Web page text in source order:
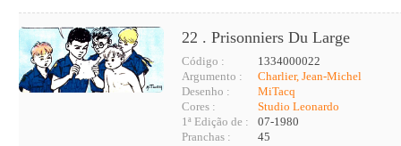
22 . Prisonniers Du Large
Código :
1334000022
Argumento :
Charlier, Jean-Michel
Desenho :
MiTacq
Cores :
Studio Leonardo
1ª Edição de :
07-1980
Pranchas :
45